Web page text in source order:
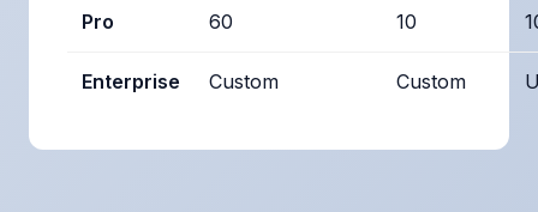
Pro 60 10
Enterprise Custom Custom